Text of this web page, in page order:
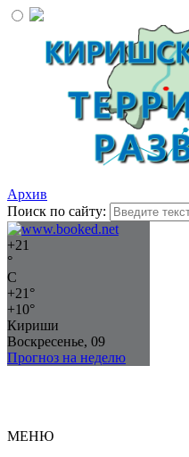
Архив
Поиск по сайту:
+21
°
C
+21°
+10°
Кириши
Воскресенье, 09
Прогноз на неделю
МЕНЮ